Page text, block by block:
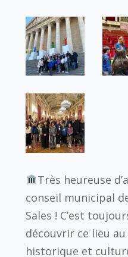
Très heureuse
conseil municipal
Sales ! C’est
découvrir ce lieu
historique et